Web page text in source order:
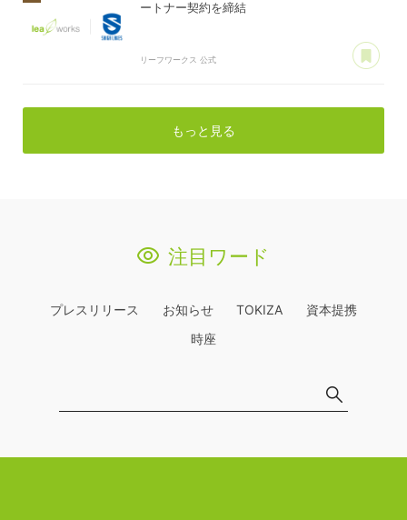
ートナー契約を締結
リーフワークス 公式
もっと見る
注目ワード
プレスリリース お知らせ TOKIZA
資本提携
時座